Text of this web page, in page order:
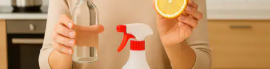
Clima
Mundial 2026
Eventos Corporativos